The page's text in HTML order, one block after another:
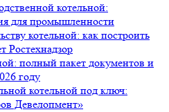
котельной:
для промышленности
котельной: как построить
Ростехнадзор
полный пакет документов и
году
котельной под ключ:
Девелопмент»